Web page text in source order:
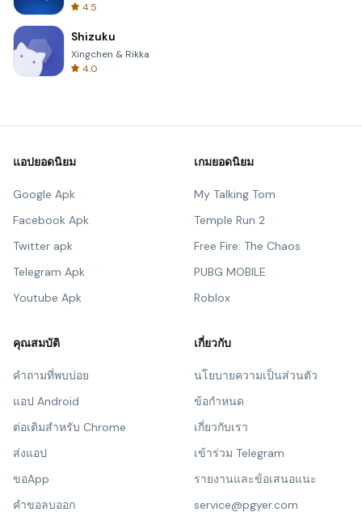
4.5
Shizuku
Xingchen & Rikka
4.0
แอปยอดนิยม
Google Apk
Facebook Apk
Twitter apk
Telegram Apk
Youtube Apk
เกมยอดนิยม
My Talking Tom
Temple Run 2
Free Fire: The Chaos
PUBG MOBILE
Roblox
คุณสมบัติ
คำถามที่พบบ่อย
แอป Android
ต่อเติมสำหรับ Chrome
ส่งแอป
ขอApp
คำขอลบออก
เกี่ยวกับ
นโยบายความเป็นส่วนตัว
ข้อกำหนด
เกี่ยวกับเรา
เข้าร่วม Telegram
รายงานและข้อเสนอแนะ
service@pgyer.com